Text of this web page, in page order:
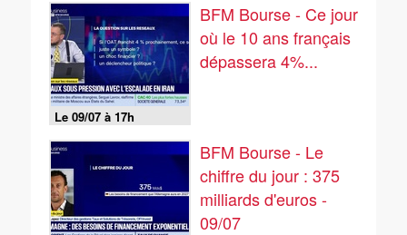
Le 09/07 à 17h
BFM Bourse - Ce jour
où le 10 ans français
dépassera 4%...
BFM Bourse - Le
chiffre du jour : 375
milliards d'euros -
09/07